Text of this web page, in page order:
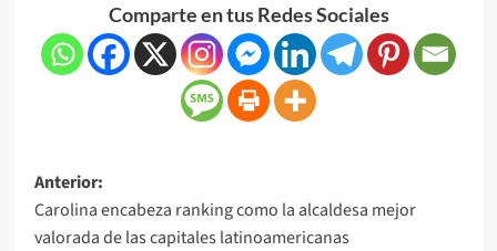
Comparte en tus Redes Sociales
Anterior:
Carolina encabeza ranking como la alcaldesa mejor
valorada de las capitales latinoamericanas